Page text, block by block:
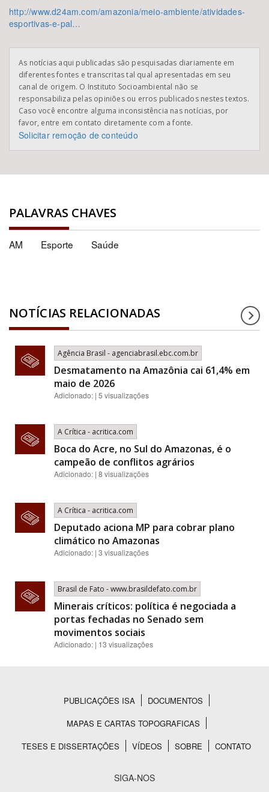
http://www.d24am.com/amazonia/meio-ambiente/atividades-
esportivas-e-pal…
As notícias aqui publicadas são pesquisadas diariamente em
diferentes fontes e transcritas tal qual apresentadas em seu
canal de origem. O Instituto Socioambiental não se
responsabiliza pelas opiniões ou erros publicados nestes textos.
Caso você encontre alguma inconsistência nas notícias, por
favor, entre em contato diretamente com a fonte.
Solicitar remoção de conteúdo
PALAVRAS CHAVES
AM Esporte Saúde
NOTÍCIAS RELACIONADAS
Agência Brasil - agenciabrasil.ebc.com.br
Desmatamento na Amazônia cai 61,4% em
maio de 2026
Adicionado: | 5 visualizações
A Crítica - acritica.com
Boca do Acre, no Sul do Amazonas, é o
campeão de conflitos agrários
Adicionado: | 8 visualizações
A Crítica - acritica.com
Deputado aciona MP para cobrar plano
climático no Amazonas
Adicionado: | 3 visualizações
Brasil de Fato - www.brasildefato.com.br
Minerais críticos: política é negociada a
portas fechadas no Senado sem
movimentos sociais
Adicionado: | 13 visualizações
Rodapé
PUBLICAÇÕES ISA
DOCUMENTOS
MAPAS E CARTAS TOPOGRAFICAS
TESES E DISSERTAÇÕES
VÍDEOS SOBRE CONTATO
SIGA-NOS